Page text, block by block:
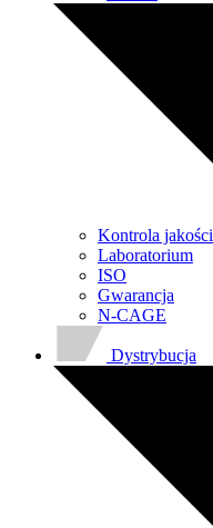
Kontrola jakości
Laboratorium
ISO
Gwarancja
N-CAGE
Dystrybucja